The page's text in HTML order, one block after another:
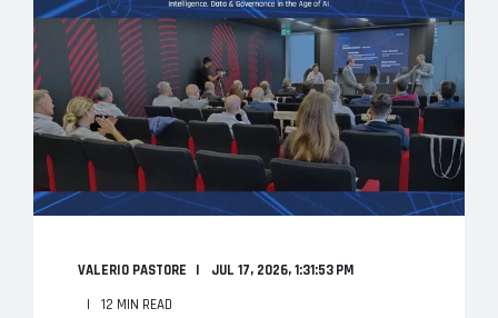
VALERIO PASTORE
JUL 17, 2026, 1:31:53 PM
12 MIN READ